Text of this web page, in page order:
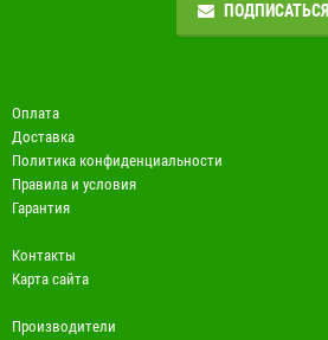
ПОДПИСАТЬСЯ
Оплата
Доставка
Политика конфиденциальности
Правила и условия
Гарантия
Контакты
Карта сайта
Производители